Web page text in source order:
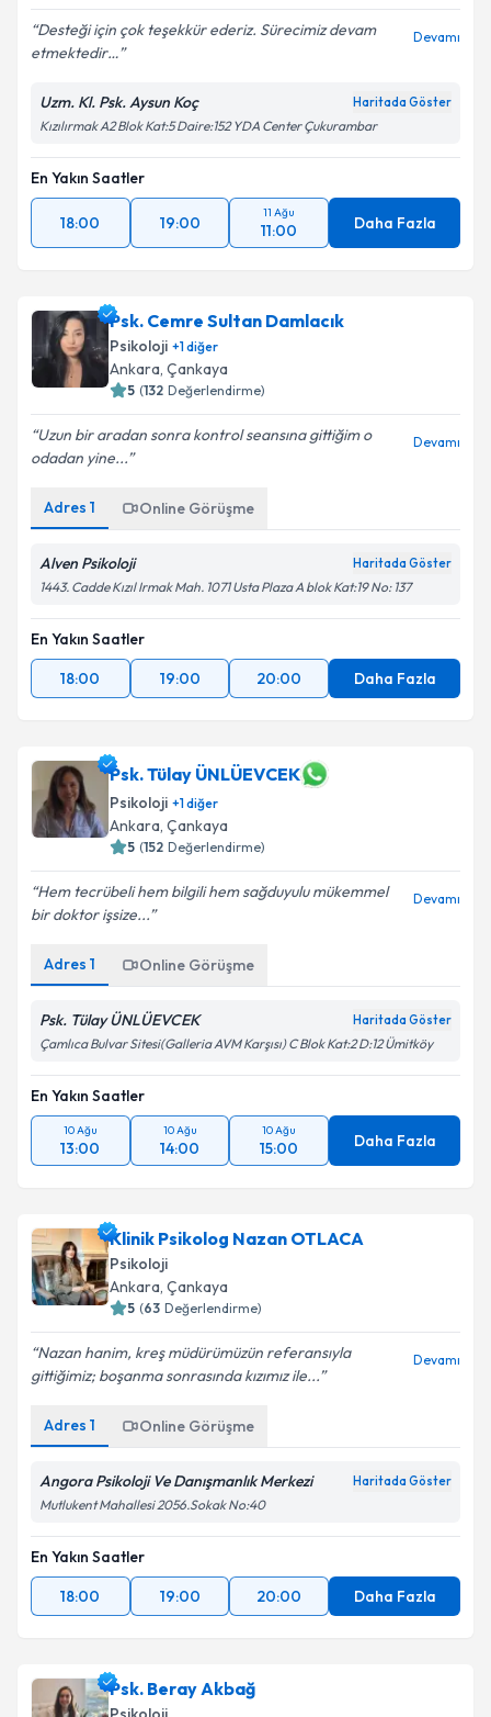
Desteği için çok teşekkür ederiz. Sürecimiz devam
etmektedir…
Devamı
Uzm. Kl. Psk. Aysun Koç Haritada Göster
Kızılırmak A2 Blok Kat:5 Daire:152 YDA Center Çukurambar
En Yakın Saatler
18:00 19:00
11 Ağu
11:00 Daha Fazla
Psk. Cemre Sultan Damlacık
Psikoloji +1diğer
Ankara, Çankaya
5 (132 Değerlendirme)
Uzun bir aradan sonra kontrol seansına gittiğim o
odadan yine...
Devamı
Adres 1 Online Görüşme
Alven Psikoloji Haritada Göster
1443. Cadde Kızıl Irmak Mah. 1071 Usta Plaza A blok Kat:19 No: 137
En Yakın Saatler
18:00
19:00 20:00 Daha Fazla
Psk. Tülay ÜNLÜEVCEK
Psikoloji +1diğer
Ankara, Çankaya
5 (152 Değerlendirme)
Hem tecrübeli hem bilgili hem sağduyulu mükemmel
bir doktor işsize...
Devamı
Adres 1 Online Görüşme
Psk. Tülay ÜNLÜEVCEK Haritada Göster
Çamlıca Bulvar Sitesi(Galleria AVM Karşısı) C Blok Kat:2 D:12 Ümitköy
En Yakın Saatler
10 Ağu
13:00
10 Ağu
14:00
10 Ağu
15:00 Daha Fazla
Klinik Psikolog Nazan OTLACA
Psikoloji
Ankara, Çankaya
5 (63 Değerlendirme)
Nazan hanim, kreş müdürümüzün referansıyla
gittiğimiz; boşanma sonrasında kızımız ile...
Devamı
Adres 1 Online Görüşme
Angora Psikoloji Ve Danışmanlık Merkezi Haritada Göster
Mutlukent Mahallesi 2056.Sokak No:40
En Yakın Saatler
18:00
19:00 20:00 Daha Fazla
Psk. Beray Akbağ